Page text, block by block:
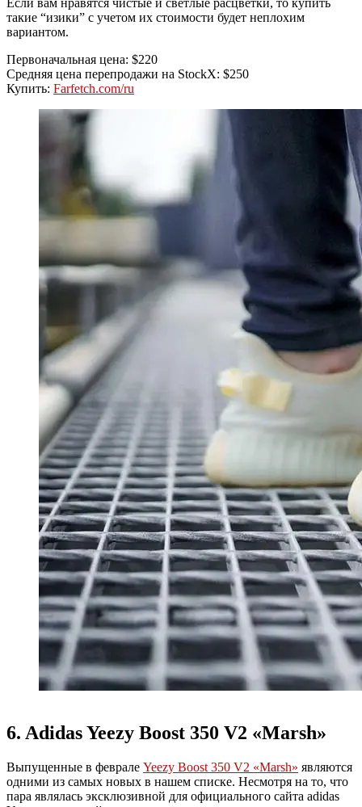
Если вам нравятся чистые и светлые расцветки, то купить
такие “изики” с учетом их стоимости будет неплохим
вариантом.
Первоначальная цена: $220
Средняя цена перепродажи на StockX: $250
Купить: Farfetch.com/ru
6. Adidas Yeezy Boost 350 V2 «Marsh»
Выпущенные в феврале Yeezy Boost 350 V2 «Marsh» являются
одними из самых новых в нашем списке. Несмотря на то, что
пара являлась эксклюзивной для официального сайта adidas